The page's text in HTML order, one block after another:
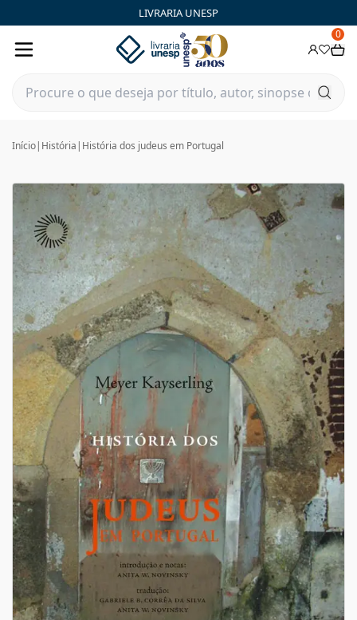
LIVRARIA UNESP
0
Início| História | História dos judeus em Portugal